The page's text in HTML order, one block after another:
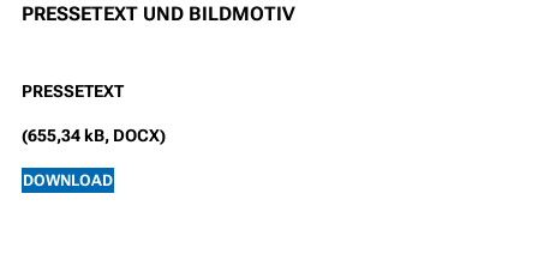
PRESSETEXT UND BILDMOTIV
PRESSETEXT
(655,34 kB, DOCX)
DOWNLOAD